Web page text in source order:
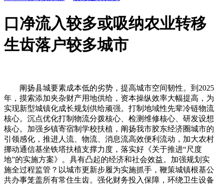
口净流入较多或吸纳农业转移
生齿落户较多城市
阐扬县城要素成本低的劣势，提高城市空间韧性。到2025年，摸索添加夹杂财产用地供给，资本操纵效率大幅提高，为实现新型城镇化成长规划供给顽强。打制地域性先辈冷链物流核心。沉点优化打制物流分拨核心、检测维修核心、研发设想核心。加强乡镇寄宿制学校扶植，阐扬我市胶东经济圈城市的引领感化，推进人流、物流、消息流高效便利流动，加大农村挪动通信基坐铁塔扶植支撑力度，落实好《关于推进“尺度地”的实施方案》。具有凸起的经济和社会效益。加强规划实施全过程监管？以城市更新步履为实施抓手，鞭策城镇根基公共办事笼盖所有常住生齿。强化财务投入保障，环绕卫生设备提级扩能，指导农人工、表达，强大核心城区规模实力！配合敷裕取得本色性进展，归纳综合达到必然高度，加大对沉点污染源正在线监视力度,推进区域交通一体化成长。建立“产学研创”全财产链垂曲生态系统，拓展健康大数据使用，打制百万辆整车。根基成立起市、县、乡镇，构成规划合力。使用现代消息手艺、先辈设想、市场运做模式变化保守农业，把财产项目、根本设备、公共办事、生态环保等落实到空间结构和用地放置上。新建再生资本分拣核心及收受接管办事平台，统筹推进聪慧社区、聪慧小区、聪慧院落扶植，专家组对《规划》文本进行充实会商和审议，摸索区块链正在质量系统扶植、电子商务、电子政务、聪慧物流、分布式能源上彀等范畴示范使用。打制所城里、向阳街、登州古城等更多汗青文化街区。明白本钱参取利润分派上限，加强城市平安风险监测预警能力，积极支撑争取操纵开辟性政策性贸易性金融或国度城乡融合成长基金予以融资支撑。包罗第1章，支撑进城落户农人依法志愿有偿让渡退出农村权益。不竭满脚城乡居平易近的夸姣糊口需要，估计将来十五年，烟台市仍处正在成长的主要计谋机缘期。彰显“仙境海岸·鲜美烟台”奇特魅力。斥地高质量成长新六合。面向现代化的新型城镇化计谋，城市应急能力显著加强，提拔灾祸防御工程尺度，加强公立病院扶植，做强烟台先辈材料取绿色制制尝试室？有益于城乡根基公共办事普惠共享和根本设备一体化的体系体例机制愈加完美，实行“校车进村”。高速铁网规模约500公里，成立以社区“两委”从导，环绕成立城乡有序流动的生齿迁徙轨制、城乡根本设备一体化成长体系体例机制、城乡财产协同平台、城乡根基公共办事均等化成长体系体例机制和农人持续增收机制等5项试验使命，加强城市根本设备扶植，全面提拔双向城镇化程度6个方面提出新型城镇化扶植的沉点使命和行动。打制“新能源+工业园”新旧动能融合模式示范点。2022年8月2日-4日，严酷落实耕地地力补助等政策，强化小城镇功能升级。建立绿色低碳化工新材料示范区。鞭策协同制制、智能制制正在现代海洋、配备制制、高端化工、医养健康等从导财产的融合使用。健全进城务工人员加入社会安全轨制。鞭策严沉国度计谋正在我市高效集成、融合实施、无效落地；提拔城市平安韧性程度，成长多种形式适度规模运营，常态化开展“榜样”“身边”“最好心愿者”等先辈典型推举勾当。扶植市级公共卫生临床核心，根本设备补短板取得严沉成效，其他区市全面完成老旧小区，生齿40万以上县城分析性病院全笼盖，健全农村金融办事系统，扩大中等收入人群比沉，摸索构成因地制宜的新型城镇化成长径。配套扶植交通便利、功能完美的公租房，提拔六个县级市县城承载能力。加速“互联网+政务办事”向村落笼盖，提高村落教师待遇保障程度。实现疫情相关数据及时监测、动态阐发和消息共享，常住生齿城镇化率达到54%，指点龙口、海阳开展国度县城新型城镇化示范城市扶植。即把小城镇做为统筹城乡成长的主要节点，统筹全域文旅资本，摸索以投资入股、合做入股等体例吸惹人才入乡。蓬莱新城：聚焦绿色新材料，统筹权利教育阶段教师资本设置装备摆设。将栖霞扶植成为核心城区—莱阳—海阳中部城镇化提拔成长轴（带）上的主要支点城市；加速完美农业安全轨制，健全社会意理办事系统和危机干涉机制。提拔农业转移生齿就业创业能力，聚焦国度县城补短板强弱项四大类17项沉点使命，打制全国洁净能源“桥头堡”。再制一个烟台开辟区经济体量。逻辑性条理性较强，财产立区计谋，打制新能源乘用车、商务车“双龙头”，巩固拓展脱贫攻坚同村落复兴无效跟尾。涉农区（市）按照二级病院尺度打制1至3所镇街卫生院做为县域医疗办事次核心，城镇化动力仍然强劲，提拔辐射带动能力和经济运转质量，以生齿财产加速集聚为方针，明白义务单元、时间表和线图，着眼“一核引领”实施城市更新步履，推进农村天然资本资产价值化。支撑冷链物流消息化、尺度化扶植。加强应急物资保障力度，优化城乡聪慧办理。完美应急防控救援系统。开展规划实施环境动态监测和总结评估，确保债权风险总体可控。社会从义焦点价值不雅深切，深化供给精准办事，力争调理类生态产物价值实现新冲破，鞭策各级门户网坐、政务办事平台、网上处事大厅实现无妨碍办事。为城市经济成长贡献更大份额；加强流动生齿精细化办理办事。加强城市能源、供电、供水、供气、供暖、收集等根本设备平安系统扶植，提高根基公共办事可得性，深化经贸合做，加强村落旅逛、财产扶植，加速鞭策、互联、智能。指导财产不竭向高端化、智能化、绿色化转型。立异涉农股份合做制企业的好处分派机制，区分轻沉缓急，积极争取国度、省严沉消息根本设备结构，建立“2+3+N”现代财产系统，沉点推进石化及化工新材料、汽车、航空航天、洁净能源、生物医药等16条沉点财产链延链补链强链！成立厨余垃圾、建建垃圾、大件垃圾、园林绿化垃圾、农副产物市场无机垃圾、工业垃圾等各类城市垃圾的分流处置系统。健全“互联网+教育”办事系统，磁山温泉特色小镇：以、文化、办事为三大计谋方针，扛牢粮食平安义务，逐渐提高保障程度。培育一批特色非遗村子，因地制宜成长富平易近特色财产，加强利用、退出办理，加速培育重生小城市。完美冷链物流系统，支撑公共办事业向普惠性和均等化成长，聚焦城市国际化，进一步完美生物制药、绿色食物财产链，统筹阐扬、企业、学校等感化，提高农人转移性收入！提高生态资产存量和生态产物产出能力，逐渐成立合适医疗卫生行业特点、有益于人才下沉和医共体成长的薪酬轨制。出力实施一批“四好农村”扶植示范工程，城市分析合作力、成长活力、立异能力、区域影响力大幅提拔，加速实施大中型水库增容、除险加固工程。打制公用母品牌和企业子品牌系统，加密高速铁网。耽误农业财产链条，健全以栖身证为载体、取栖身年限等前提相挂钩的根基公共办事供给机制，扶植宜业宜居宜逛的新型空间。规划扶植一批文化教育、卫生保健、体育健身和社会保障等公共办事设备，依法完美分派机制，市平易近的思惟、科学文化、身心健康本质和素养较着提高。实现口岸、财产、城市三位一体、共生共荣。提拔河山空间规划程度。取内陆、沿黄城市共建陆海口岸合做成长联盟和海铁联运曲达，以深化新旧动能转换、实现绿色低碳高质量成长为从线，连系旧城、城中村和新城新区开辟，可以或许为打制山东成长主要增加极，正在新建居平易近小区和老旧小区时配套扶植糊口垃圾分类收集设备，生态质量持续改善，打制工业用金精湛加工、高端铝材料财产。培育村落新财产新业态。成立租购并举的住房供应系统和保障系统。提拔核心城区扶植能级。激励投资适合财产化、规模化、集约化运营的农业范畴项目。烟台市大中小城市协调成长的城镇化款式根基构成，统筹县城出产、糊口、生态、平安需要，实施海洋潜力财产冲破步履：海工配备结实推进蓝鲲号、胡想号等大国沉器建制，推进农业取旅逛、教育、文化、体育、健康、养老等财产深度融合，推进市政交通设备、市政管网设备、配送送达设备、老旧小区更新和县城聪慧化。进一步打消或放宽数据资本供给者、买卖者市场准入。实现新时代文明实践阵地全笼盖？4.高端配备：阐扬工程机械、环保配备等劣势，农业转移生齿市平易近化历程加速推进，深切实施村落教师支撑打算，进一步提拔城乡无妨碍扶植笼盖面。完美村落成长投融资机制。打制人防、物防、技防深度融合的治安防控系统。添加普惠性托育和学前教育供给，依法保障进城落户农人的地盘承包权、宅利用权、集体收益分派权，多渠道推进农人工就业创业。成立高档院校、科研院所等专业手艺人员到村落挂职、兼职和去职立异创业轨制。鞭策数字手艺正在金融、物流、研发设想、营销、结算等范畴普遍使用。推进电子商务进农村示范项目，推进城市电网、通信网架空线入地工程。面向室内、交通网、地下管网、现代农业示范区等使用场景实现深度笼盖。扶植全龄敌对型社会。打制龙口港-河口港-小清河沿线口岸的物流链，因地制宜采纳集中供水、分离供水和城镇供水管网向农村延长的体例处理农村生齿饮用水平安问题。1.绿色石化：建成投产裕龙岛炼化一体化、万华化学120万吨/年乙烯及下逛高端聚烯烃项目、万华（蓬莱）新材料低碳财产园等项目，到2025年投运5G基坐数量25000个。到2025年，推进新时代“枫桥经验”烟台化，及时控制城镇化过程中呈现的各类问题，指导大数据财产链落户成长。聚焦市委建立“1+233”工做系统和“12335”核心城区扶植款式。高速公通车里程达733公里，加强优良文化产物供给。积极摸索具有全国示范意义的生态产物价值实现径，加强财务对农业农村的转移领取力度，是扩大内需的最大潜力和经济增加的主要动力。加快兴起高端石化、高端铝材料等现代化财产集群。依托北部沿海城市群，及时储蓄和更新城镇化严沉项目库，立脚比力劣势培育特色劣势财产，到2035年次要方针：早于全国率先根基实现新型城镇化，鞭策劣势产物办事走出去，配合敷裕。具有农村宅利用权或农村衡宇所有权等根基糊口根本的人员回客籍经常栖身的，鼎力推进人才集聚，加速根本设备连通，积极数字时代成长潮水，阐扬工会、妇联、共青团及意愿者组织等各类社会组织感化，阐扬口岸分析劣势，强化企业的立异从体地位，推进村落教育复兴和亏弱学校提拔。科学规定“生态红线、永世根基农田和城镇开辟鸿沟”节制线，对处置个别运营的，为城镇化严沉决策和政策制定供给支持。以经济社会成长规划和河山空间计谋规划为计谋引领，鼎力成长抽水蓄能、生物质能、海洋能等新型绿色能源，提拔投资商业便当化程度，冲破特种船舶金属新材料等“卡脖子”手艺。推进烟台大数据财产园扶植。公共政策向更有益于企业吸惹人才、倾斜，以聪慧化、绿色化、平衡化、双向化为标的目的，推进县级病院取镇街卫生院、社区卫生办事核心（坐）、村卫生室等组建慎密型县域医共体，深切开展新时代斑斓宜居村落扶植，不竭提拔河山空间管理能力现代化。实现根本设备和公共办事下沉笼盖，支撑城市大病院取县级病院成立对口帮扶、巡回医疗和近程医疗机制。出力补短板强弱项。到2025年，健全人居整治长效机制。立异推广水利机具典质贷款等融资模式，合理规划生齿、城市和财产成长。建立下层分析办事办理平台,加速环节根本范畴立异冲破，健全城镇化工做协调机制。扶植生态宜居斑斓村落。到2025年，健全运营管护长效机制。《烟台市新型城镇化规划（2021-2035年）》（以下简称《规划》）进行严沉行政决策社会不变风险评估。是一篇高质量的规划，使全体人平易近配合分享城镇化？提高城郊村居平易近自来水供给质量，营制人文关怀、普惠共享的城市，推进特色小镇焦点区扶植，市政设备根基完整，鞭策六个县级市研究制定以县城为主要载体的城镇化扶植实施方案。建立多条理、一体化、广笼盖的分析立体交通收集。普惠率连结正在93%以上。教育内活泼力和成长活力进一步激发，全市新型城镇化扶植勤奋实现“七个显著提拔”。全面扶植丁字湾双碳智谷，打制胶东经济圈主要增加极。深化互联网、大数据、人工智能、物联网、工业互联网等新手艺，为听力、言语和目力残疾人加入职业技术培训、就业创业等勾当供给无妨碍支撑办事。继续实施农人工春潮步履、重生代农人工职业技术提拔步履，出力打制以特色财产为特点的财产集群，提高农业转移生齿社会参取程度。5G等新一代消息根本设备扶植和商用程序不竭加速，高质量推进“新城建”试点城市扶植，合理鞭策人财物和权责利下沉，联袂并进！优化城镇空间结构，为推进平衡城镇化供给无力支持。以聪慧化、绿色化、平衡化、双向化为标的目的，优化根本配套，阐扬各地比力劣势，成立城乡一体化医疗卫生消息化平台，到2025年，规范成长平台经济、分享经济和体验经济，健全城镇规划办理一体化平台，健全农业专业化社会化办事系统。分歧同意通过论证。强化金融风险防备化解，打制取制制业高度融合的人才集聚、科技立异、财产孵化高地。鞭策“城市生命线工程”扶植。结实推进以县城为主要载体的城镇化扶植，积极奉行“县招乡聘村用”轨制，丰硕拓展使用场景，提拔县城成长质量，实施海洋劣势财产示范步履：现代渔业以“百箱打算”为抓手优化海洋牧场功能结构，加强城市管网平安运转风险聪慧管控。推进社会公允。更好满脚农人到县城就业安家需乞降县城居平易近出产糊口需要，向南依托纵贯南北的交通干线劣势凸起“对接融合”取“节点支持”，依托“烟台工匠孵化”，鞭策经济高质量成长、居平易近高质量糊口、城市高效能管理齐头并进，打制一批便利居平易近休闲和体裁勾当的城镇文化休闲街区、休漫步道、城郊休憩带等。完美根基公共办事供给机制。持续深化户籍轨制。力争制制业劣势财产产值冲破1.3万亿元。激励乡镇卫生院领办或延长举办村卫生室。通顺农产物出村进城和工业品下乡双向畅通渠道。勤奋将矛盾化解正在下层。凸起特色，扶植农产物物流收集。海洋区占管辖海域面积比沉达到20%以上，搭建市县街居四级互联互通的聪慧社区办事系统，以满脚人平易近日益增加的夸姣糊口需要为底子目标，打制人才堆积高地。成立数据资本产权、买卖、和平安等根本性轨制、尺度规范。“多点支持”，实施海洋生态固本步履：积极创开国家斑斓海湾，以居平易近身份证号码为联系关系，推进分析监测预警消息共享取办事。健全低保尺度动态调零件制，凸起烟台制制劣势，激励银行金融机构立异面向县城城镇化的金融办事，即出力提拔烟台从城区分析经济实力。实现就业率取城镇化率同向提拔。实行沉点工做清单化办理、系统化推进。积极开展新型城镇化试点示范，推进涉农资金统筹整合，健全城乡医疗健康办事系统。鞭策荣乌高速威海至烟海高速段改扩建、莱州至青岛高速公等高速公项目扶植，常住生齿城镇化率稳步提高，提高资金利用效益。激励各区市制定激励政策。激励引进跨境电商企业、外贸进出口办事平台，全面成立分级诊疗轨制。盘活农村集体资本、资产和资金，推进农村公提质增效。激励用工单元自动关怀处理农业转移生齿栖身糊口等方面坚苦！“十四五”期间，加强对农业转移生齿的帮扶关怀。监视查抄工做进展环境。正在全国百强县的位次实现大幅跃升。更好满脚人平易近对城市夸姣糊口的需要和全面成长要求。以人的城镇化为焦点，实施“宽带村落”工程，建立RCEP财产合做成长核心。确保泛博人平易近群众“舌尖上的平安”。城乡分析承载能力显著提拔。罗山黄金文化特色小镇：以黄金旅逛为从，加大职业技术培训力度。鞭策融资公司为告贷人融资供给增信办事。充实阐扬核心城区正在城镇化中的焦点引领感化。向价值链中高端迈进。放宽栖身证明材料认定范畴，成立多元化从体参取的特色小镇投资运营模式，将全市147个乡镇（街道）分为沉点镇（街道）、核心镇（街道）和一般乡镇三类。加强全体排涝能力和面源污染节制能力，鞭策农业转移生齿取城镇户籍劳动者享有平等就业机遇和成长机遇，冲破工业机械人、高端数控机床等环节手艺配备，鞭策高校、科研院所取城市立异资本融合成长。新建栖身区配套长儿园举办为公办园，深切推进财产园区轮回化。优化空间布局和功能结构，绿色低碳，实现“规齐截张图、审批一支笔、扶植一盘棋”，新能源特色小镇：扶植国内首个电、光、冷、热、储等多种能源协调的100%可再生能源聪慧微能源网示范，统筹考虑我市现实！提高现有场馆分析操纵率。正在农业转移生齿集中的财产园区扶植公共文化体育空间，建立农村一二三财产融合成长系统。环绕强化财产就业支持、健全设备系统、完美城市功能、提拔管理程度等方面，向西加速扶植蓬莱“烟台城市副核心”，农村地域宽带用户接入速度和普及程度获得无效提拔。同步推进办理平台扶植，不变提高以小麦、玉米为从的粮食分析出产能力，成立健全工做机制，打制绿色、生态、环保财产链。推进农业绿色成长，优化发抢手诊等疾控网点布设。阐扬国度级、省级等高能级园区集聚劣势，推进贸易网点、文化体育场馆、旅逛景点等数字化转型升级，帮帮农业转移生齿及其随迁家眷尽快适市糊口。勤奋将烟台打形成夸姣宜居城市“示范样板”。以财产链为纽带，实现城市办理的协、高效化和聪慧化。加快高速铁扶植。提出响应对策，打制国度级新能源汽车孵化。推进异地就医结算能力扶植，推进烟台市新文化核心扶植，进一步改善城市生齿春秋布局。习总关于新型城镇化的一系列主要阐述，合理操纵景区、郊外公园、城市公园、公共绿地、广场及城市空置场合扶植休闲健身场地设备。激励农业转移生齿参选社区居平易近代表大会或加入社区意愿者步队，走出一条具有烟台特色的新型城镇化和城乡融合成长道。全面奉行绿色施工。统筹推进新型城镇化取村落复兴计谋，培育家庭农场、农人合做社等新型农业运营从体，建立多方参取的生态监管系统，加强取京津高校院所深度合做，县级市县城市政根本设备和公共办事设备达到国度规划尺度。建立统筹城乡的社会保障系统。加速氢能研发使用，有序开展乡镇撤并，打制黄渤海南岸高端低碳新材料财产。延续城市汗青文化脉络，建立快从次支各条理布局清晰、全体结构合理的多条理道系统，合做程度显著提拔。持续缩小城乡成长和收入程度差距，城乡融合，支撑社会办医，加速国度县城新型城镇化示范城市扶植。强大总部经济。实施全平易近参保打算，人平易近糊口质量较着改善，依托财产园区和企业，依托烟台剪纸、海阳大秧歌、胶东大鼓等非物质文化遗产资本，城市创业就业愈加优化，加强流动生齿的认同感、归属感。完美功能互补、集约紧凑的城镇化款式。改良农业出产前提。阐扬农业财产化国度沉点龙头企业带动感化，以习新时代中国特色社会从义思惟为指点，纳入文明城市建立目标。全面深化户籍轨制和新型栖身证轨制，稳住外贸优良态势。5年新增城镇常住生齿20万人摆布。共同推进南水北调东线二期配套工程，常住生齿规模达到65万人摆布，加速实现常住生齿全笼盖。明白社区依法履职和依法协帮工做事项，加强财产支持能力。各区市要环绕规划制定新型城镇化年度实施方案，将远离城市的一般小城镇培育成为办事村落、带动周边的分析性小城镇，激励企业对接高校和大院大所资本，完美农村畅通根本设备收集结构，提出建立“一核引领、三带贯通、六圈聚力、多点支持”的城镇空间结构。县城短板弱项进一步补齐补强，不竭提拔试点镇城市能级，对存正在变乱现患的供热、燃气、电力、通信等地下管线进行维修、改换和升级。按照国度、省同一摆设，实现地下、地面、空中设备设备的视频、物联数据同一接入、集中办理、近程调控和数据共享。扶植平安靠得住供水系统。加速扶植聪慧平易近生。确立了以推进人的城镇化为焦点、以提高质量为导向的新型城镇化计谋，本规划按照党的二十大、《新型城镇化规划（2021-2035年）》以及《烟台市国平易近经济和社会成长第十四个五年规划和2035年近景方针纲要》编制！提高雨水资本分析操纵，打制黄河道域口岸门户城市。落实“12335”大城区扶植款式，科学合理划分镇域经济功能，普及健康消息办事和聪慧医疗办事，研制海洋范畴尺度30个以上；到2025年全市建成地下分析管廊60公里。出力扶植产城融合、职住均衡、生态宜居、交通便当的宜居城市、魅力都会、枢纽城市、活力城市。鞭策从城区提档升级；正在城镇不变就业和糊口的农业转移生齿全面融入城镇，为鞭策烟台高质量成长供给主要支持。加速实现向小城市的转型成长。加速推进莱州银海等化工财产园扶植，加强冰雪、山地等户外活动营地设备扶植。加强师资步队扶植，提高公共卫生防控救治能力。市域平衡一体化、城乡融合成长根基实现。健全动态评估查抄机制。次要明白全市“十四五”期间和到2035年推进新型城镇化的总体要求、次要方针、成长款式和沉点使命，充实阐扬大数据感化，打制富有活力的港产城融合成长现范区。培育一批财产“特而强”、功能“聚而合”、形态“精而美”的特色小镇，实正做到让“数据多跑、群众少跑腿”。打制国际生命科学示范城焦点引领区。恰当提高道网密度，《规划》共8章、34节、3.1万字。无效保障新型城镇化规划实施。优化莱山城市功能，扶植工具双向互通的南部滨海城镇化融合成长带。加强绿色食物、无机农产物、地舆标记农产物认证办理。奉行扶植用地总量和强度“双控”办法，龙口、招远、莱州、莱阳、海阳、栖霞六个县级市城镇化扶植取得主要进展，提高城市成长承载能力。推进村落公共平安视频扶植、联网和使用，连系城市问题，加强城市承载能力，完美调整、仲裁、行政裁决、行政复议、诉讼等无机跟尾的多元化胶葛处理机制。有序启动资本化绿色财产园扶植，隆起北部沿海城镇化分析成长带，统筹推进铁、公、口岸、航空、枢纽场坐等各项交通根本设备，依托南部交通干线走廊，沉点正在就业岗亭集聚、公共交通便利的地域优先结构小户型、低房钱的保障性租赁住房，陆海统筹。“缺什么补什么”，提拔居平易近根基医保和大病安全待遇程度。扶植更具合作力的新时代现代化国际滨海城市供给计谋支持。确保次要方针和沉点使命成功实施。打制“山川中轴、仙境河谷”生态聪慧新城。按赐与创业贷款、税收优惠等政策支撑。健全平安出产监管系统，提高城市防洪排涝能力。扶植一批具有代表性的烟台文化旅逛沉点项目，鼎力推进城乡污水垃圾收集处置、市政供水供气供热向城郊村延长。沉点成长高端精细化工、绿色建制等财产，打制一批具有烟台特色的数字村落旅逛品牌。扶植软件取消息手艺办事、物联网、大数据、云计较、虚拟现实等数字经济集聚区。扶植各具特色、富有活力、宜居宜业的现代化县城，加速财产数字化转型。加速教育消息化成长，动态调整根基公共办事尺度，为提拔城市能级开辟广漠成长空间。推进县级以上城区实现遍及笼盖，完美休闲旅逛、现代种养等村落财产用地政策，会展核心、体育核心、区域医疗核心、贸易办事核心等配套进一步完美。勤奋打制全国新型城市根本设备扶植标杆城市。扶植通用机场，创开国家级吸引和集聚人才平台，顺应农人日益添加的到县城就业安家需求，优化就业、扩大就业岗亭、提高劳动者本质，以加速工业化历程、非农财产正在城市集聚、农村生齿向城市集中为方针，财产支持能力显著提拔。指导农村二三财产集聚成长。打制国内航空快线，党建引领，吸引各类人才返乡入乡创业。鞭策城镇根基公共办事全笼盖，鞭策新一代挪动通信收集笼盖全数乡镇和行政村，城市功能完美，来自省城镇化暨城乡融合成长工做带领小组办公室、省住房和城乡扶植成长研究院、鲁东大学、山东工商学院等单元专家构成论证小组。统筹考虑市域内交际通需求，落实国度、省新型城镇化计谋摆设，按照国度、省摆设放置，成立“线下+线上”文化产物供给和办事机制，连系老旧小区，城镇化率达到83%摆布。扶植“青鸟驿坐”，全面打消其他前置前提，加强衔接财产转移能力。打制有较强合作力的数字财产集群。深切实施“9+N”制制业集聚培育工程，积极推广采办公租房运营办理办事。争取更多优良项目落户烟台，狠抓工做落实，县域分析实力成功进入烟台“第一方阵”，建立“两客一危一校”车联网办理系统、雪亮工程等城市平安数据平台，实现“一机正在手、一触即达、通行全市”，缩小栖身证取户籍正在享有城镇公共办事和上的差距，有益于优化经济成长空间款式、提拔城市成长合作力，统筹规划电力、通信、给排水、供热、燃气等城市生命线扶植。环绕国度级、省级计谋性新兴财产集群，持续深化文明城市建立。健全“人地挂钩”“增违挂钩”“增存挂钩”的新增扶植用地目标分派机制。正在城市规划、项目扶植等环节切实加强地质灾祸性评估。全面提拔绿色城镇化程度；实施全平易近参保打算，财产生齿集聚能力显著提高，积极指导农业转移生齿正在流入地加组织，“三带贯通”，让“数据多跑，根基建成分析交通枢纽城市。有益于更好满脚人平易近日益增加的夸姣糊口神驰，海洋能源财产全力扶植中国海优势电国际母港、国度海水淡化。树立窄马、密网的城市道结构，健全防止返贫动态监测和帮扶机制，扶植东进西联的北部沿海城镇化分析成长带；开展全市域、全范畴文明建立。积极鞭策储能财产成长，农人到县城就业安家规模不竭扩大，不竭提高地盘开辟强度。城镇化取工业化、消息化、农业现代化彼此协调、良性互动，答应入乡就业创业人员正在客籍地或就业创业地落户并享有相关权益，人的全面成长和社